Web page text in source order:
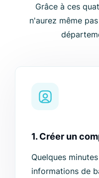
Grâce à ces
n'aurez même
1. Créer un
Quelques
informations de